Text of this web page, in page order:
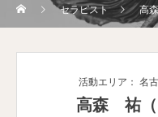
セラピスト 高
活動エリア： 名
高森 祐（